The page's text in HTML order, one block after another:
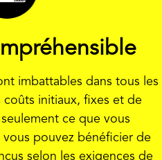
imbattables dans tous les
coûts initiaux, fixes et de
ce que vous
vous pouvez bénéficier de
selon les exigences de